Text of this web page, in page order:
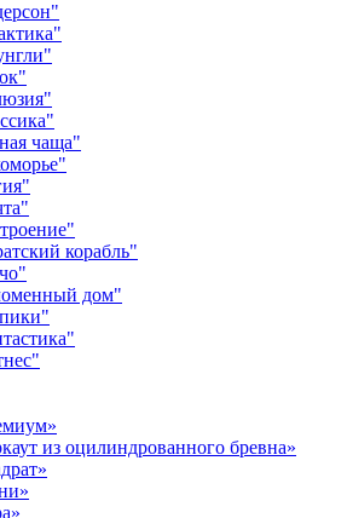
чаща"
корабль"
дом"
из оцилиндрованного бревна»